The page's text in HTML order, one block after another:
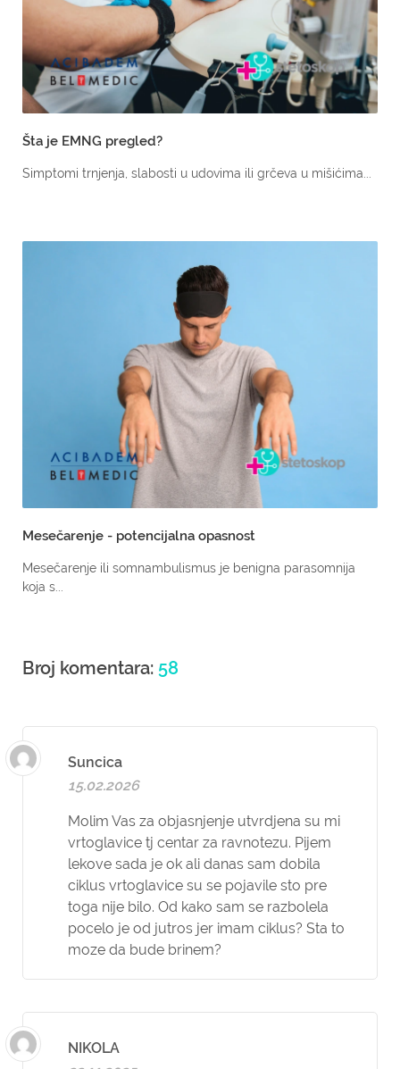
Šta je EMNG pregled?
Simptomi trnjenja, slabosti u udovima ili grčeva u mišićima...
Mesečarenje - potencijalna opasnost
Mesečarenje ili somnambulismus je benigna parasomnija
koja s...
Broj komentara: 58
Suncica
15.02.2026
Molim Vas za objasnjenje utvrdjena su mi
vrtoglavice tj centar za ravnotezu. Pijem
lekove sada je ok ali danas sam dobila
ciklus vrtoglavice su se pojavile sto pre
toga nije bilo. Od kako sam se razbolela
pocelo je od jutros jer imam ciklus? Sta to
moze da bude brinem?
NIKOLA